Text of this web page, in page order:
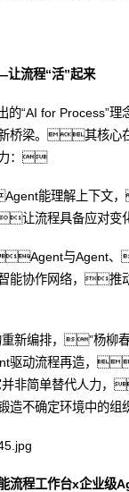
流程“活”起来
的“AI for
桥梁。其核心
力：
能理解上下
让流程具备应对变
与Agent、
协作网络，推
重新编排，”杨柳
动流程再造，
非简单替代人力，
造不确定环境中的
程工作台x企业级